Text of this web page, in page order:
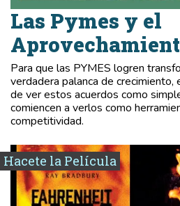
Las Pymes y el
Para que las PYMES logren
verdadera palanca de
de ver estos acuerdos como
comiencen a verlos como
competitividad.
Hacete la Película